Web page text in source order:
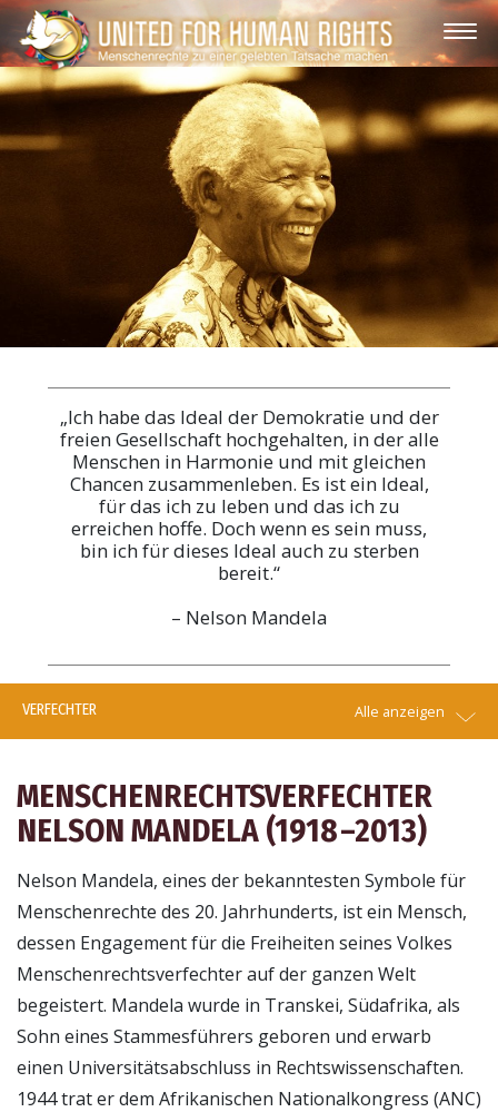
„Ich habe das Ideal der Demokratie und der
freien Gesellschaft hochgehalten, in der alle
Menschen in Harmonie und mit gleichen
Chancen zusammenleben. Es ist ein Ideal,
für das ich zu leben und das ich zu
erreichen hoffe. Doch wenn es sein muss,
bin ich für dieses Ideal auch zu sterben
bereit.“
– Nelson Mandela
VERFECHTER Alle anzeigen
MENSCHENRECHTSVERFECHTER
NELSON MANDELA (1918 –2013)
Nelson Mandela, eines der bekanntesten Symbole für
Menschenrechte des 20. Jahrhunderts, ist ein Mensch,
dessen Engagement für die Freiheiten seines Volkes
Menschenrechtsverfechter auf der ganzen Welt
begeistert. Mandela wurde in Transkei, Südafrika, als
Sohn eines Stammesführers geboren und erwarb
einen Universitätsabschluss in Rechtswissenschaften.
1944 trat er dem Afrikanischen Nationalkongress (ANC)